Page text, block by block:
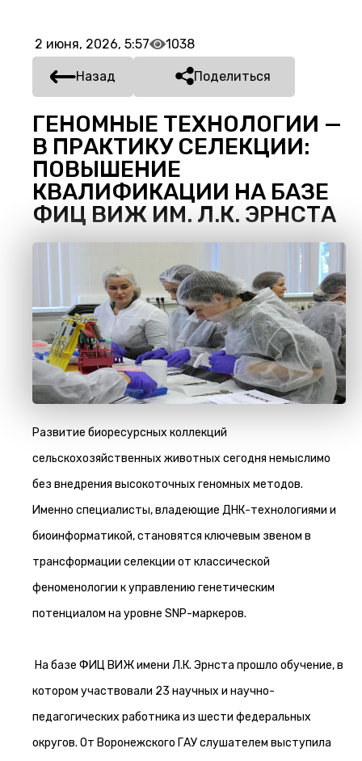
2 июня, 2026, 5:57 1038
Назад Поделиться
ГЕНОМНЫЕ ТЕХНОЛОГИИ —
В ПРАКТИКУ СЕЛЕКЦИИ:
ПОВЫШЕНИЕ
КВАЛИФИКАЦИИ НА БАЗЕ
ФИЦ ВИЖ ИМ. Л.К. ЭРНСТА
Развитие биоресурсных коллекций
сельскохозяйственных животных сегодня немыслимо
без внедрения высокоточных геномных методов.
Именно специалисты, владеющие ДНК-технологиями и
биоинформатикой, становятся ключевым звеном в
трансформации селекции от классической
феноменологии к управлению генетическим
потенциалом на уровне SNP-маркеров.
На базе ФИЦ ВИЖ имени Л.К. Эрнста прошло обучение, в
котором участвовали 23 научных и научно-
педагогических работника из шести федеральных
округов. От Воронежского ГАУ слушателем выступила